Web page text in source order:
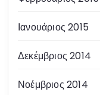
Ιανουάριος 2015
Δεκέμβριος 2014
Νοέμβριος 2014